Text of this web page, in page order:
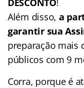
DESCONTO!
Além disso, a
garantir sua
preparação mais
públicos com 9
Corra, porque é